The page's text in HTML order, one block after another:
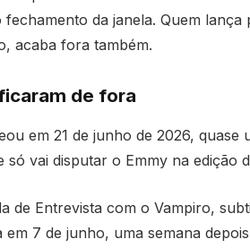
da janela. Quem
acaba fora também.
de fora
em 21 de junho de 2026, quase
vai disputar o Emmy na edição
de Entrevista com o Vampiro,
7 de junho, uma semana